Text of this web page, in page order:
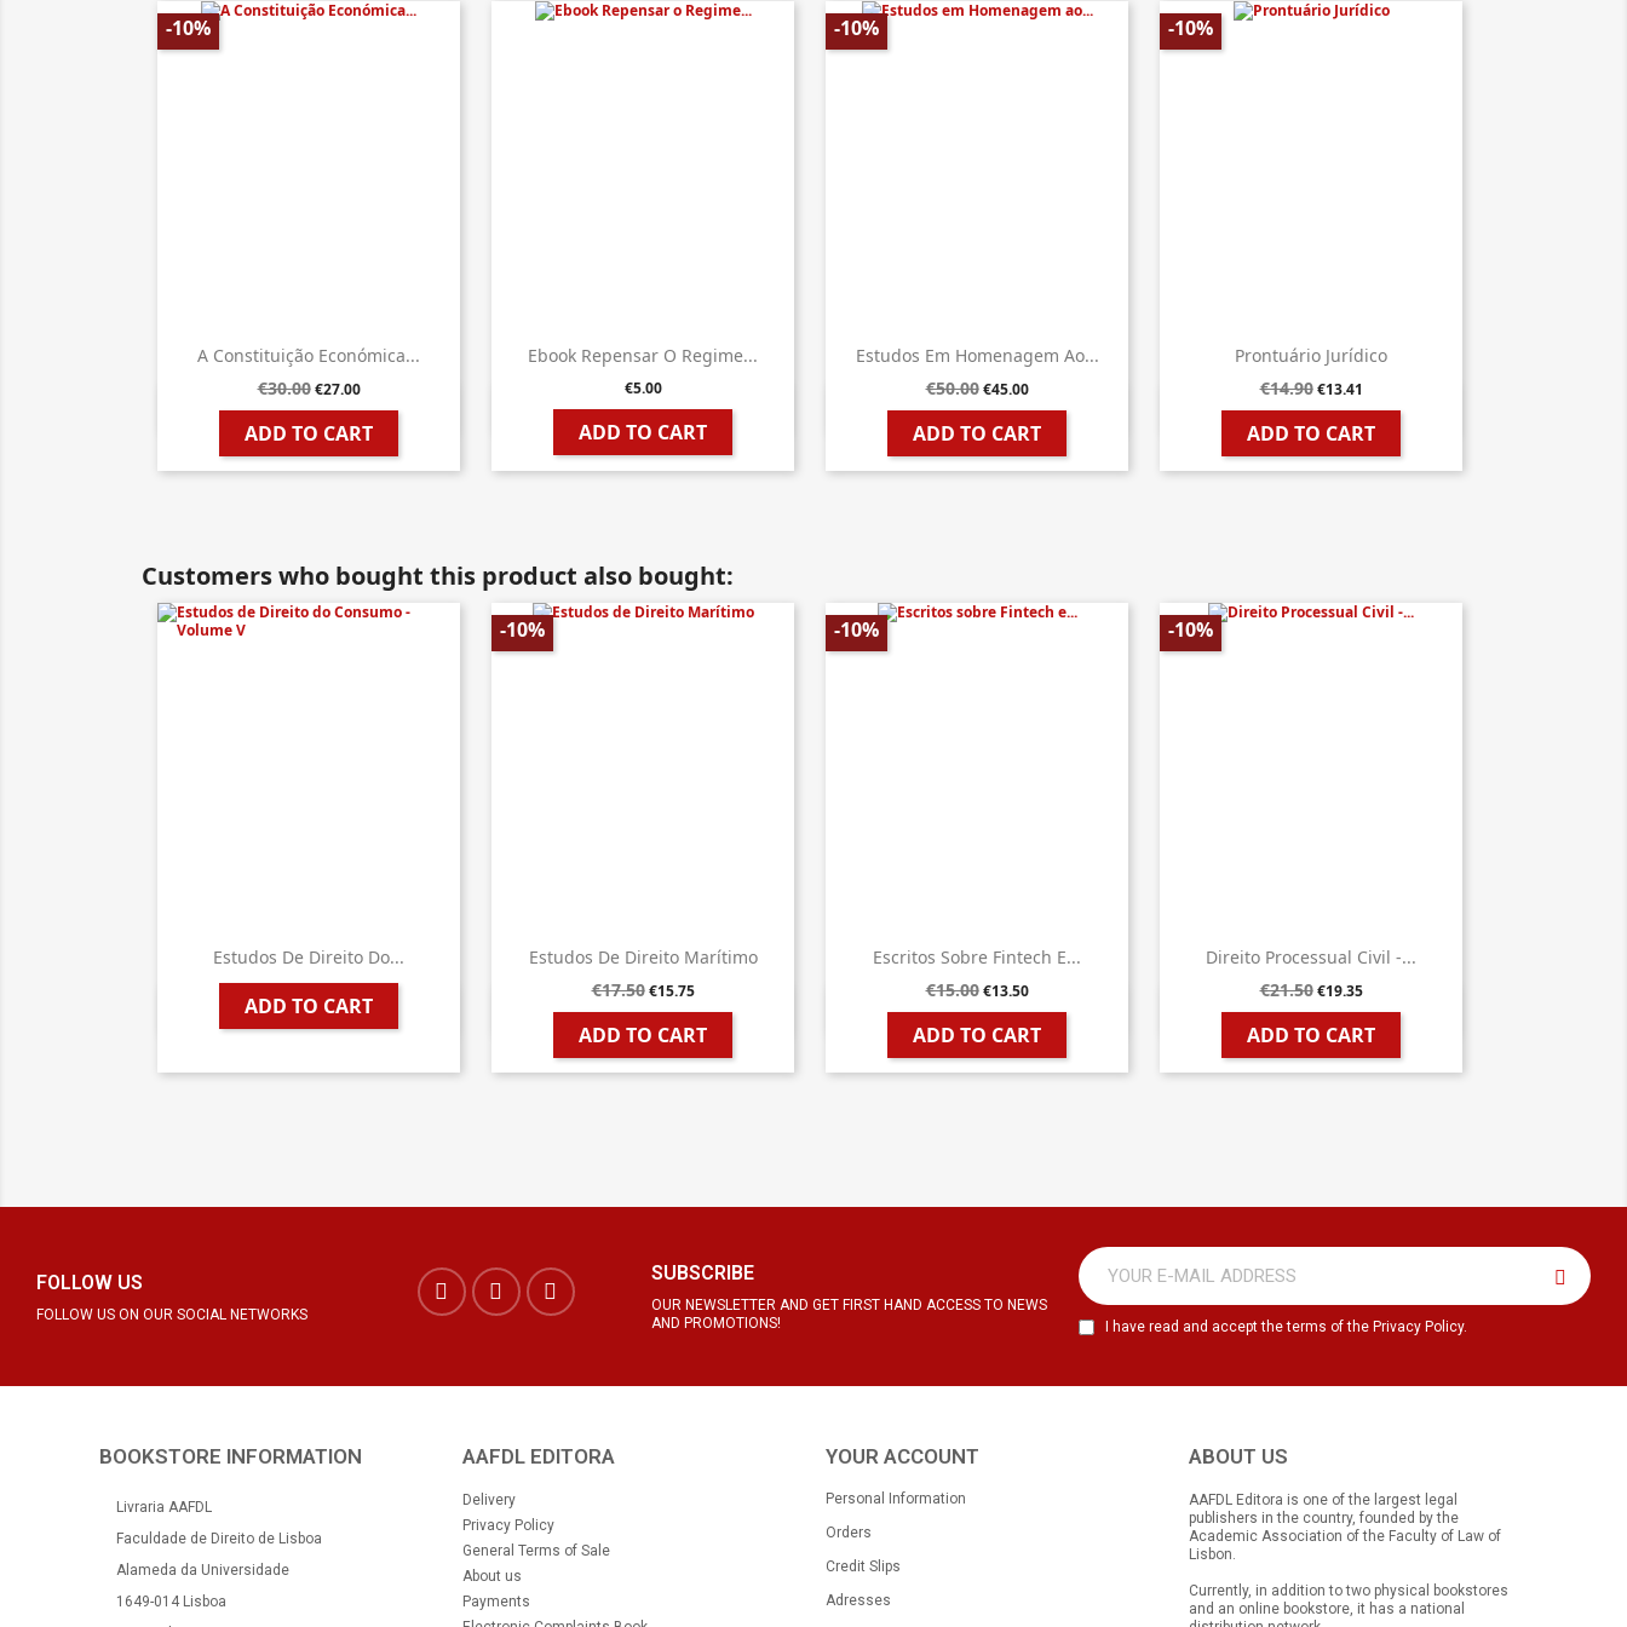
A Constituição Económica...
€30.00 €27.00
ADD TO CART
-10%
 Quick view
Ebook Repensar O Regime...
€5.00
ADD TO CART
 Quick view
Estudos Em Homenagem Ao...
€50.00 €45.00
ADD TO CART
-10%
 Quick view
Prontuário Jurídico
€14.90 €13.41
ADD TO CART
-10%
 Quick view
Customers who bought this product also bought:
Estudos De Direito Do...
ADD TO CART
 Quick view
Estudos De Direito Marítimo
€17.50 €15.75
ADD TO CART
-10%
 Quick view
Escritos Sobre Fintech E...
€15.00 €13.50
ADD TO CART
-10%
 Quick view
Direito Processual Civil -...
€21.50 €19.35
ADD TO CART
-10%
 Quick view
FOLLOW US
FOLLOW US ON OUR SOCIAL NETWORKS
SUBSCRIBE
OUR NEWSLETTER AND GET FIRST HAND ACCESS TO NEWS
AND PROMOTIONS!
I have read and accept the terms of the Privacy Policy.
BOOKSTORE INFORMATION
Livraria AAFDL
Faculdade de Direito de Lisboa
Alameda da Universidade
1649-014 Lisboa
AAFDL EDITORA
Delivery
Privacy Policy
General Terms of Sale
About us
Payments
YOUR ACCOUNT
Personal Information
Orders
Credit Slips
Adresses
ABOUT US
AAFDL Editora is one of the largest legal
publishers in the country, founded by the
Academic Association of the Faculty of Law of
Lisbon.
Currently, in addition to two physical bookstores
and an online bookstore, it has a national